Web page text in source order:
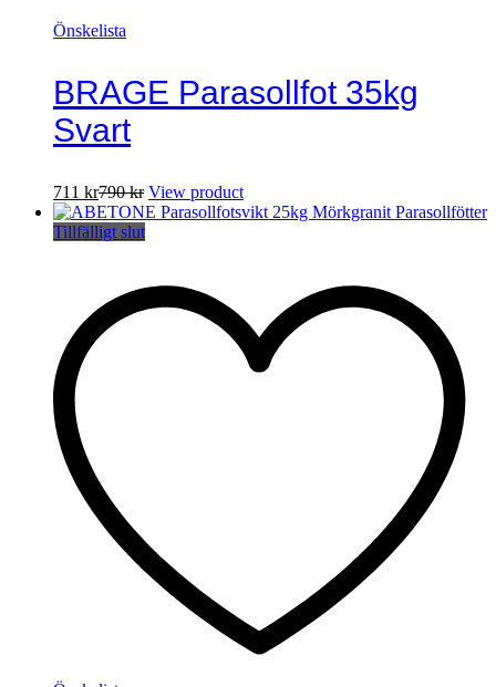
Önskelista
BRAGE Parasollfot 35kg
Svart
711 kr790kr View product
Tillfälligt slut